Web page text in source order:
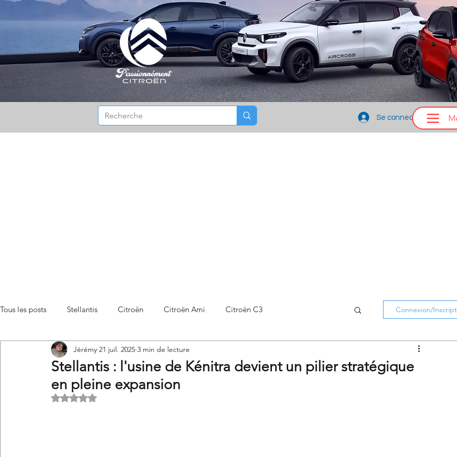
Se connecter
Tous les posts Stellantis Citroën Citroën Ami Citroën C3
Citroën C3 Aircross Citroën C4 Citroën C4 X
Citroën C5 X Citroën Berlingo Citroën Basalt
Connexion/
Stellantis : l'usine de Kénitra devient un pilier stratégique
en pleine expansion
Jérémy 21 juil. 2025 3 min de lecture
Noté NaN étoiles sur 5.